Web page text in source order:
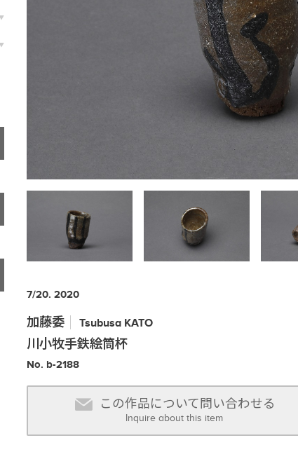
7/20. 2020
加藤委 Tsubusa KATO
川小牧手鉄絵筒杯
No. b-2188
この作品について問い合わせる
Inquire about this item